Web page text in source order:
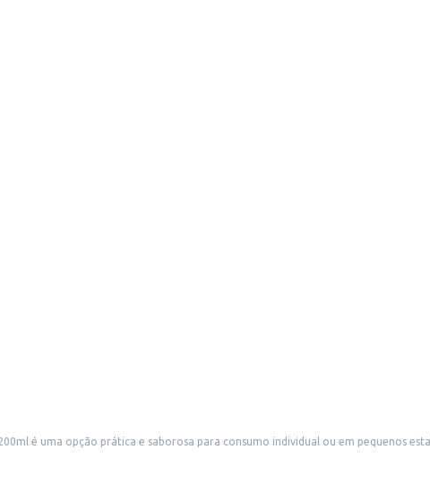
é uma opção prática e saborosa para consumo individual ou em pequenos